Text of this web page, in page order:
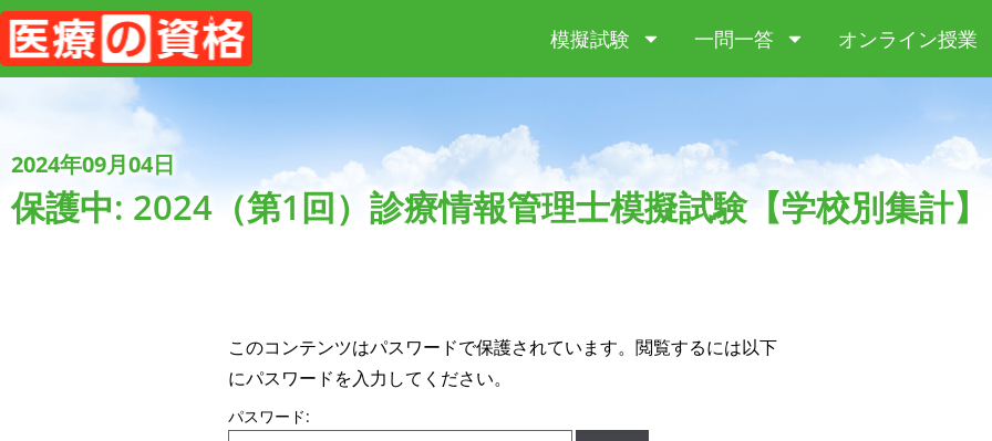
模擬試験 一問一答 オンライン授業
2024年09月04日
保護中: 2024（第1回）診療情報管理士模擬試験【学校別集計】
このコンテンツはパスワードで保護されています。閲覧するには以下
にパスワードを入力してください。
パスワード: